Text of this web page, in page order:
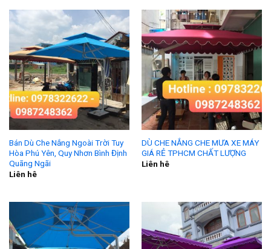
Bán Dù Che Nắng Ngoài Trời Tuy
Hòa Phú Yên, Quy Nhơn Bình Định
Quãng Ngãi
Liên hê
DÙ CHE NẮNG CHE MƯA XE MÁY
GIÁ RẺ TPHCM CHẤT LƯỢNG
Liên hê